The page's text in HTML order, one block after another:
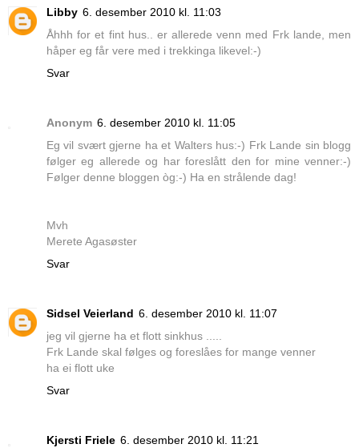
Libby 6. desember 2010 kl. 11:03
Åhhh for et fint hus.. er allerede venn med Frk lande, men
håper eg får vere med i trekkinga likevel:-)
Svar
Anonym 6. desember 2010 kl. 11:05
Eg vil svært gjerne ha et Walters hus:-) Frk Lande sin blogg
følger eg allerede og har foreslått den for mine venner:-)
Følger denne bloggen òg:-) Ha en strålende dag!
Mvh
Merete Agasøster
Svar
Sidsel Veierland 6. desember 2010 kl. 11:07
jeg vil gjerne ha et flott sinkhus .....
Frk Lande skal følges og foreslåes for mange venner
ha ei flott uke
Svar
Kjersti Friele 6. desember 2010 kl. 11:21